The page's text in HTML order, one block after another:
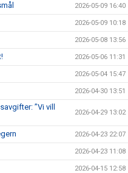
2026-05-09 16:40
2026-05-09 10:18
2026-05-08 13:56
2026-05-06 11:31
2026-05-04 15:47
2026-04-30 13:51
”Vi vill
2026-04-29 13:02
2026-04-23 22:07
2026-04-23 11:08
2026-04-15 12:58